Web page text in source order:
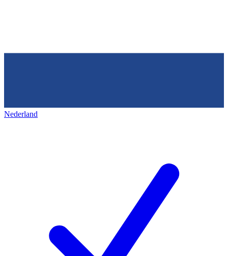
Nederland